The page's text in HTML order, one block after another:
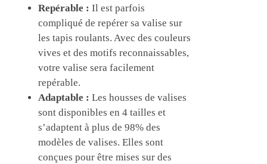
Repérable : Il est parfois
compliqué de repérer sa valise sur
les tapis roulants. Avec des couleurs
vives et des motifs reconnaissables,
votre valise sera facilement
repérable.
Adaptable : Les housses de valises
sont disponibles en 4 tailles et
s’adaptent à plus de 98% des
modèles de valises. Elles sont
conçues pour être mises sur des